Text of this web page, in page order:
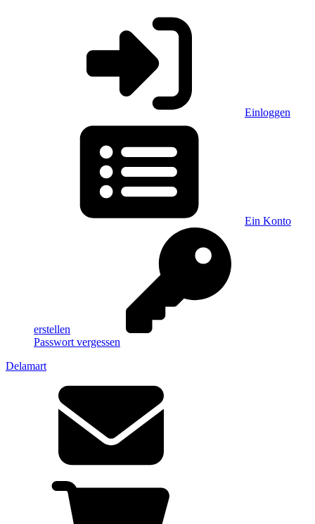
Einloggen
Ein Konto
erstellen
Passwort vergessen
Delamart